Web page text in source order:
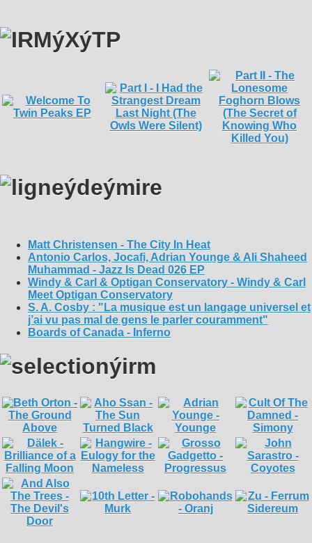
Matt Christensen - The City In Heat
Antonio Carlos, Jocafi, Adrian Younge & Ali Shaheed
Muhammad - Jazz Is Dead 026 EP
Windy & Carl & Optigan Conservatory - Windy & Carl
Meet Optigan Conservatory
S. A. Cosby : "La musique est un langage universel et
j’ai vu pas mal de gens le parler couramment"
Boards of Canada - Inferno